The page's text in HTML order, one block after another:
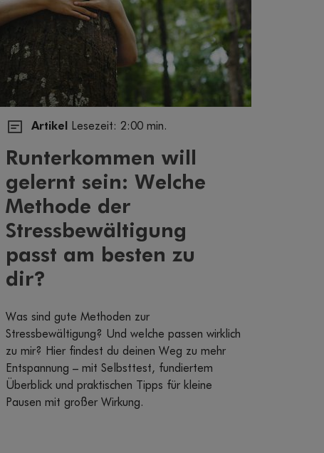
Artikel Lesezeit: 2:00 min.
Runterkommen will
gelernt sein: Welche
Methode der
Stressbewältigung
passt am besten zu
dir?
Was sind gute Methoden zur
Stressbewältigung? Und welche passen wirklich
zu mir? Hier findest du deinen Weg zu mehr
Entspannung – mit Selbsttest, fundiertem
Überblick und praktischen Tipps für kleine
Pausen mit großer Wirkung.